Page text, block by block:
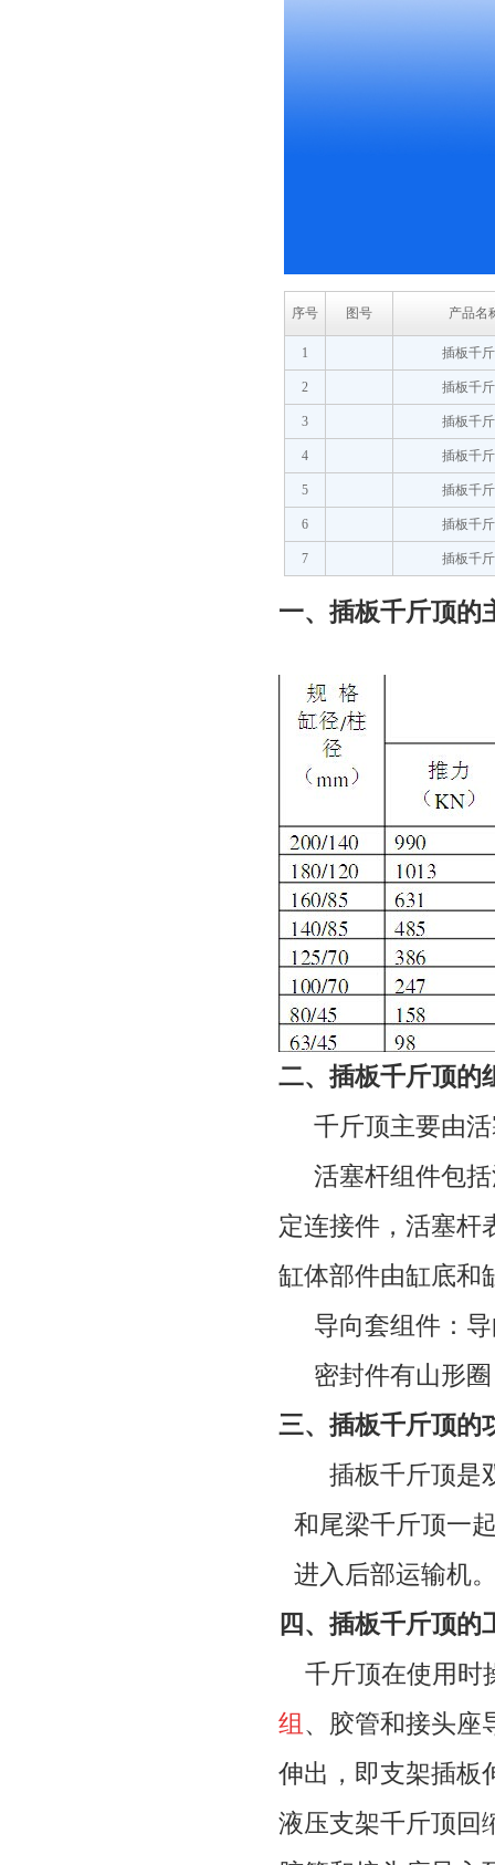
序号 图号 产品名
1 插板千
2 插板千
3 插板千
4 插板千
5 插板千
6 插板千
7 插板千
一、插板千斤顶的
二、插板千斤顶的
千斤顶主要由
活塞杆组件包
定连接件，活塞杆
缸体部件由缸底和
导向套组件：
密封件有山形
三、插板千斤顶的
插板千斤顶是
和尾梁千斤顶一
进入后部运输机
四、插板千斤顶的
千斤顶在使用时
组 、胶管和接头座
伸出，即支架插板
液压支架千斤顶回